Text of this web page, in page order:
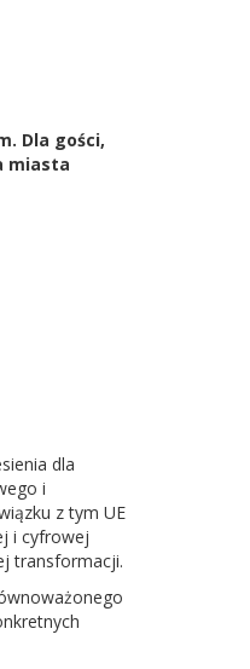
Dla gości,
miasta
dla
i
z tym UE
i cyfrowej
transformacji.